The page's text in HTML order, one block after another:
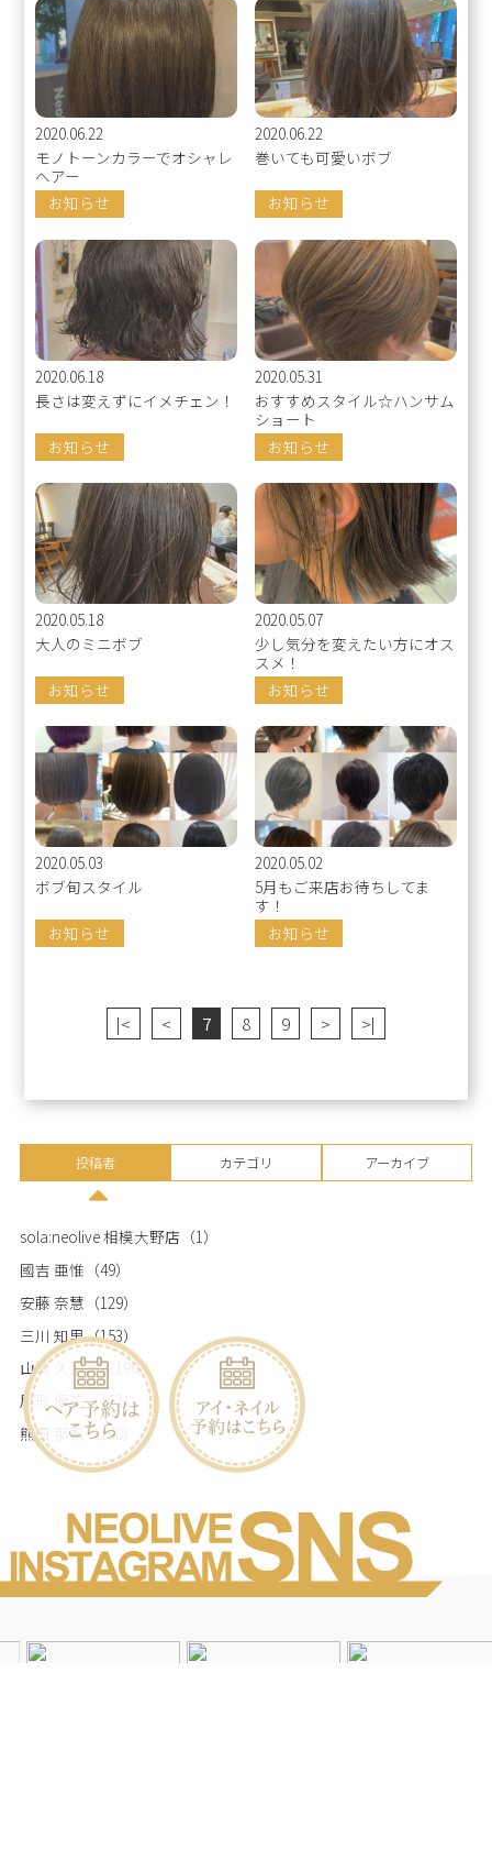
2020.06.22
モノトーンカラーでオシャレ
へアー
お知らせ
2020.06.22
巻いても可愛いボブ
お知らせ
2020.06.18
長さは変えずにイメチェン！
お知らせ
2020.05.31
おすすめスタイル☆ハンサム
ショート
お知らせ
2020.05.18
大人のミニボブ
お知らせ
2020.05.07
少し気分を変えたい方にオス
スメ！
お知らせ
2020.05.03
ボブ旬スタイル
お知らせ
2020.05.02
5月もご来店お待ちしてま
す！
お知らせ
|< < 7 8 9 > >|
投稿者 カテゴリ アーカイブ
sola:neolive 相模大野店 （1）
國吉 亜惟 （49）
安藤 奈慧 （129）
三川 知里（153）
山﨑 久留実（190）
尾形 優花（162）
熊田 那帆（190）